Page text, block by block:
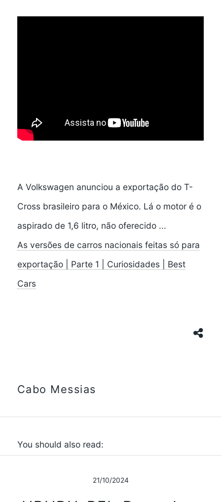
A Volkswagen anunciou a exportação do T-
Cross brasileiro para o México. Lá o motor é o
aspirado de 1,6 litro, não oferecido ...
As versões de carros nacionais feitas só para
exportação | Parte 1 | Curiosidades | Best
Cars
Cabo Messias
You should also read:
21/10/2024